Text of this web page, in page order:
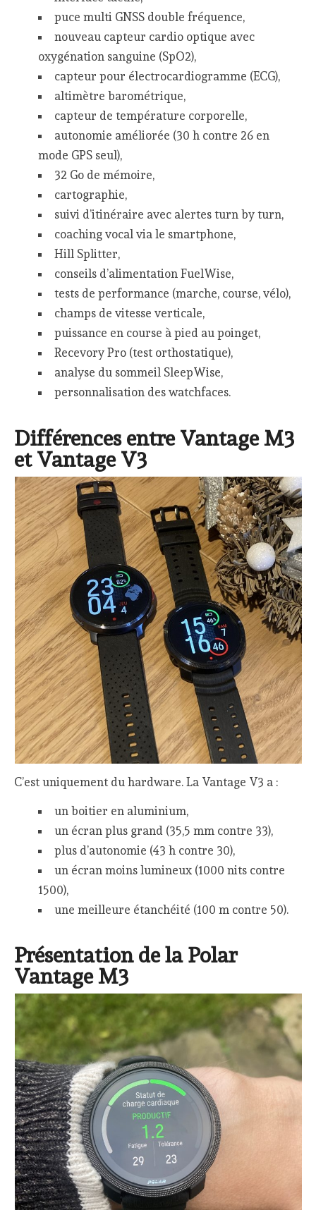
puce multi GNSS double fréquence,
nouveau capteur cardio optique avec
oxygénation sanguine (SpO2),
capteur pour électrocardiogramme (ECG),
altimètre barométrique,
capteur de température corporelle,
autonomie améliorée (30 h contre 26 en
mode GPS seul),
32 Go de mémoire,
cartographie,
suivi d’itinéraire avec alertes turn by turn,
coaching vocal via le smartphone,
Hill Splitter,
conseils d’alimentation FuelWise,
tests de performance (marche, course, vélo),
champs de vitesse verticale,
puissance en course à pied au poinget,
Recevory Pro (test orthostatique),
analyse du sommeil SleepWise,
personnalisation des watchfaces.
Différences entre Vantage M3
et Vantage V3
C’est uniquement du hardware. La Vantage V3 a :
un boitier en aluminium,
un écran plus grand (35,5 mm contre 33),
plus d’autonomie (43 h contre 30),
un écran moins lumineux (1000 nits contre
1500),
une meilleure étanchéité (100 m contre 50).
Présentation de la Polar
Vantage M3